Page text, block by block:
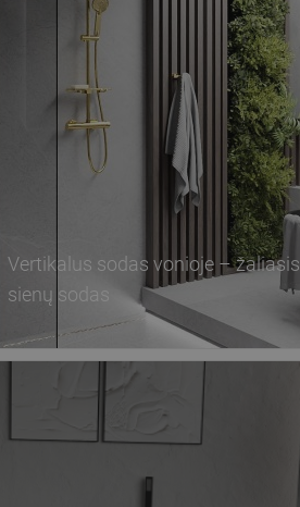
Vertikalus sodas vonioje – žaliasis
sienų sodas